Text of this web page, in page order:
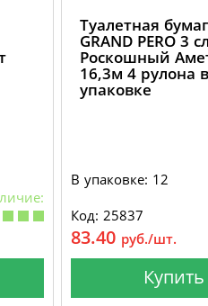
Туалетная
GRAND PERO 3
Роскошный
16,3м 4 рулона в
упаковке
В упаковке: 12
Код: 25837
83.40 руб./шт.
Купить